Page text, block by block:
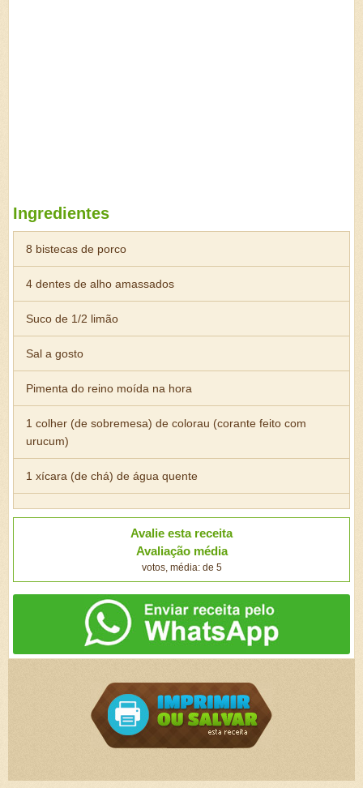
Ingredientes
8 bistecas de porco
4 dentes de alho amassados
Suco de 1/2 limão
Sal a gosto
Pimenta do reino moída na hora
1 colher (de sobremesa) de colorau (corante feito com
urucum)
1 xícara (de chá) de água quente
Avalie esta receita
Avaliação média
votos, média: de 5